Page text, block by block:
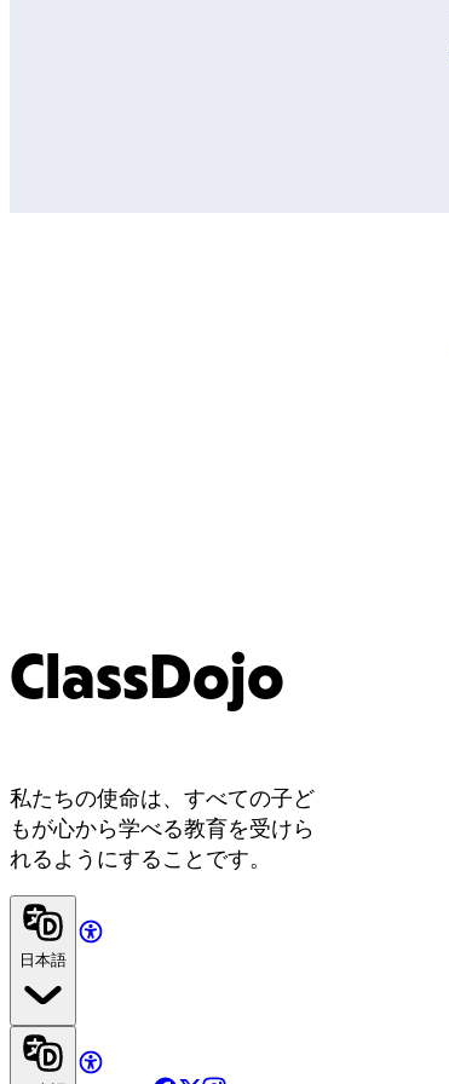
ClassDojo
私たちの使命は、すべての子ど
もが心から学べる教育を受けら
れるようにすることです。
日本語